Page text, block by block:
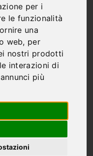
per i
le funzionalità
una
web, per
nostri prodotti
interazioni di
più
Giro
un
nei
i 40 km